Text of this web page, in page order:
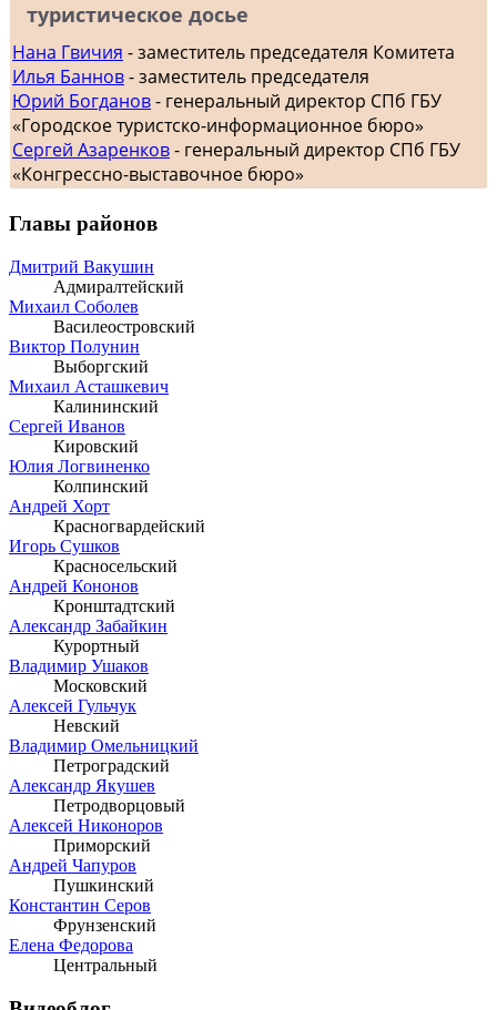
туристическое досье
Нана Гвичия - заместитель председателя Комитета
Илья Баннов- заместитель председателя
Юрий Богданов- генеральный директор СПб ГБУ
«Городское туристско-информационное бюро»
Сергей Азаренков- генеральный директор СПб ГБУ
«Конгрессно-выставочное бюро»
Главы районов
Дмитрий Вакушин
Адмиралтейский
Михаил Соболев
Василеостровский
Виктор Полунин
Выборгский
Михаил Асташкевич
Калининский
Сергей Иванов
Кировский
Юлия Логвиненко
Колпинский
Андрей Хорт
Красногвардейский
Игорь Сушков
Красносельский
Андрей Кононов
Кронштадтский
Александр Забайкин
Курортный
Владимир Ушаков
Московский
Алексей Гульчук
Невский
Владимир Омельницкий
Петроградский
Александр Якушев
Петродворцовый
Алексей Никоноров
Приморский
Андрей Чапуров
Пушкинский
Константин Серов
Фрунзенский
Елена Федорова
Центральный